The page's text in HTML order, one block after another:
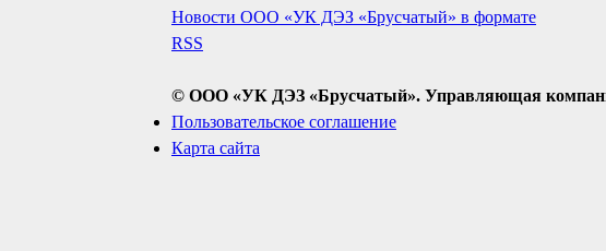
Новости ООО «УК ДЭЗ «Брусчатый» в формате
RSS
© ООО «УК ДЭЗ «Брусчатый». Управляющая
Пользовательское соглашение
Карта сайта